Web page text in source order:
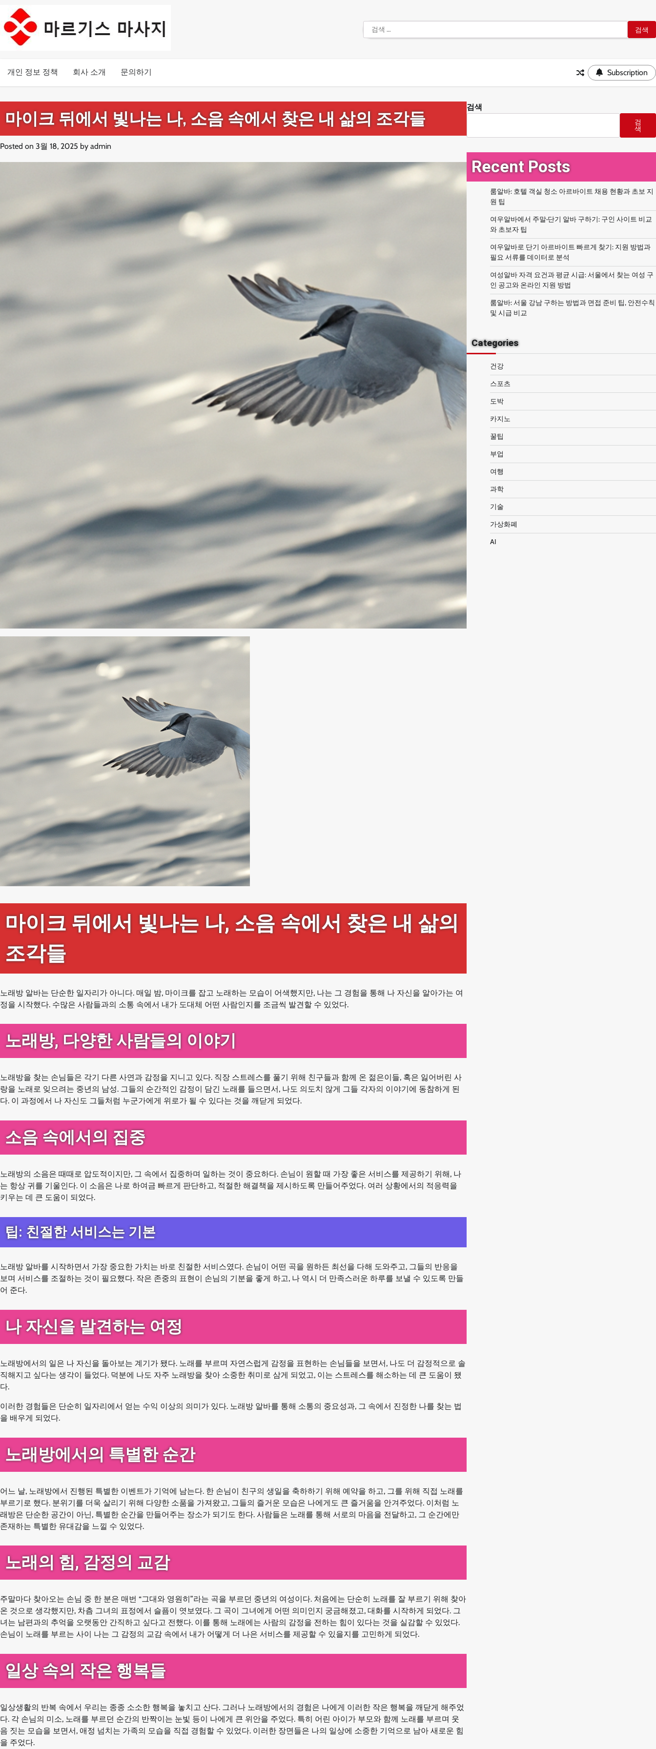
content
색:
개인 정보 정책 회사 소개 문의하기 Subscription
마이크 뒤에서 빛나는 나, 소음 속에서 찾은 내 삶의 조각들
Posted on 3월 18, 2025 by admin
마이크 뒤에서 빛나는 나, 소음 속에서 찾은 내 삶의
조각들
노래방 알바는 단순한 일자리가 아니다. 매일 밤, 마이크를 잡고 노래하는 모습이 어색했지만, 나는 그 경험을 통해 나 자신을 알아가는 여
정을 시작했다. 수많은 사람들과의 소통 속에서 내가 도대체 어떤 사람인지를 조금씩 발견할 수 있었다.
노래방, 다양한 사람들의 이야기
노래방을 찾는 손님들은 각기 다른 사연과 감정을 지니고 있다. 직장 스트레스를 풀기 위해 친구들과 함께 온 젊은이들, 혹은 잃어버린 사
랑을 노래로 잊으려는 중년의 남성. 그들의 순간적인 감정이 담긴 노래를 들으면서, 나도 의도치 않게 그들 각자의 이야기에 동참하게 된
다. 이 과정에서 나 자신도 그들처럼 누군가에게 위로가 될 수 있다는 것을 깨닫게 되었다.
소음 속에서의 집중
노래방의 소음은 때때로 압도적이지만, 그 속에서 집중하며 일하는 것이 중요하다. 손님이 원할 때 가장 좋은 서비스를 제공하기 위해, 나
는 항상 귀를 기울인다. 이 소음은 나로 하여금 빠르게 판단하고, 적절한 해결책을 제시하도록 만들어주었다. 여러 상황에서의 적응력을
키우는 데 큰 도움이 되었다.
팁: 친절한 서비스는 기본
노래방 알바를 시작하면서 가장 중요한 가치는 바로 친절한 서비스였다. 손님이 어떤 곡을 원하든 최선을 다해 도와주고, 그들의 반응을
보며 서비스를 조절하는 것이 필요했다. 작은 존중의 표현이 손님의 기분을 좋게 하고, 나 역시 더 만족스러운 하루를 보낼 수 있도록 만들
어 준다.
나 자신을 발견하는 여정
노래방에서의 일은 나 자신을 돌아보는 계기가 됐다. 노래를 부르며 자연스럽게 감정을 표현하는 손님들을 보면서, 나도 더 감정적으로 솔
직해지고 싶다는 생각이 들었다. 덕분에 나도 자주 노래방을 찾아 소중한 취미로 삼게 되었고, 이는 스트레스를 해소하는 데 큰 도움이 됐
다.
이러한 경험들은 단순히 일자리에서 얻는 수익 이상의 의미가 있다. 노래방 알바를 통해 소통의 중요성과, 그 속에서 진정한 나를 찾는 법
을 배우게 되었다.
노래방에서의 특별한 순간
어느 날, 노래방에서 진행된 특별한 이벤트가 기억에 남는다. 한 손님이 친구의 생일을 축하하기 위해 예약을 하고, 그를 위해 직접 노래를
부르기로 했다. 분위기를 더욱 살리기 위해 다양한 소품을 가져왔고, 그들의 즐거운 모습은 나에게도 큰 즐거움을 안겨주었다. 이처럼 노
래방은 단순한 공간이 아닌, 특별한 순간을 만들어주는 장소가 되기도 한다. 사람들은 노래를 통해 서로의 마음을 전달하고, 그 순간에만
존재하는 특별한 유대감을 느낄 수 있었다.
노래의 힘, 감정의 교감
주말마다 찾아오는 손님 중 한 분은 매번 “그대와 영원히”라는 곡을 부르던 중년의 여성이다. 처음에는 단순히 노래를 잘 부르기 위해 찾아
온 것으로 생각했지만, 차츰 그녀의 표정에서 슬픔이 엿보였다. 그 곡이 그녀에게 어떤 의미인지 궁금해졌고, 대화를 시작하게 되었다. 그
녀는 남편과의 추억을 오랫동안 간직하고 싶다고 전했다. 이를 통해 노래에는 사람의 감정을 전하는 힘이 있다는 것을 실감할 수 있었다.
손님이 노래를 부르는 사이 나는 그 감정의 교감 속에서 내가 어떻게 더 나은 서비스를 제공할 수 있을지를 고민하게 되었다.
일상 속의 작은 행복들
일상생활의 반복 속에서 우리는 종종 소소한 행복을 놓치고 산다. 그러나 노래방에서의 경험은 나에게 이러한 작은 행복을 깨닫게 해주었
다. 각 손님의 미소, 노래를 부르던 순간의 반짝이는 눈빛 등이 나에게 큰 위안을 주었다. 특히 어린 아이가 부모와 함께 노래를 부르며 웃
음 짓는 모습을 보면서, 애정 넘치는 가족의 모습을 직접 경험할 수 있었다. 이러한 장면들은 나의 일상에 소중한 기억으로 남아 새로운 힘
을 주었다.
검색
검
색
Recent Posts
룸알바: 호텔 객실 청소 아르바이트 채용 현황과 초보 지
원 팁
여우알바에서 주말·단기 알바 구하기: 구인 사이트 비교
와 초보자 팁
여우알바로 단기 아르바이트 빠르게 찾기: 지원 방법과
필요 서류를 데이터로 분석
여성알바 자격 요건과 평균 시급: 서울에서 찾는 여성 구
인 공고와 온라인 지원 방법
룸알바: 서울 강남 구하는 방법과 면접 준비 팁, 안전수칙
및 시급 비교
Categories
건강
스포츠
도박
카지노
꿀팁
부업
여행
과학
기술
가상화폐
AI